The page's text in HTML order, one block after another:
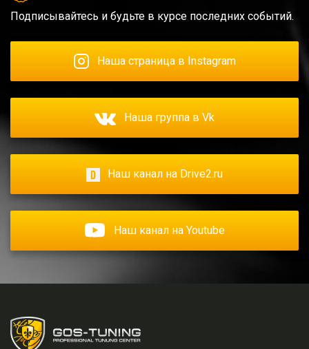
Подписывайтесь и будьте в курсе последних событий.
Наша страница в Instagram
Наша группа в Vk
Наш канал на Drive2.ru
Наш канал на Youtube